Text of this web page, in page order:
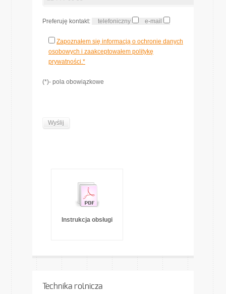
Preferuję kontakt: telefoniczny e-mail
Zapoznałem się informacją o ochronie danych
osobowych i zaakceptowałem politykę
prywatności.*
(*)- pola obowiązkowe
Instrukcja obsługi
Technika rolnicza